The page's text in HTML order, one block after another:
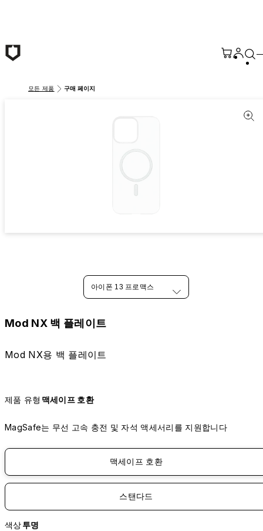
모든 제품 구매 페이지
아이폰 13 프로맥스
Mod NX 백 플레이트
Mod NX용 백 플레이트
제품 유형 맥세이프 호환
MagSafe는 무선 고속 충전 및 자석 액세서리를 지원합니다
맥세이프 호환
스탠다드
색상투명